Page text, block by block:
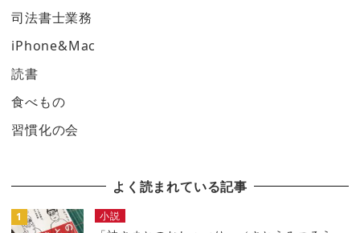
司法書士業務
iPhone&Mac
読書
食べもの
習慣化の会
よく読まれている記事
小説